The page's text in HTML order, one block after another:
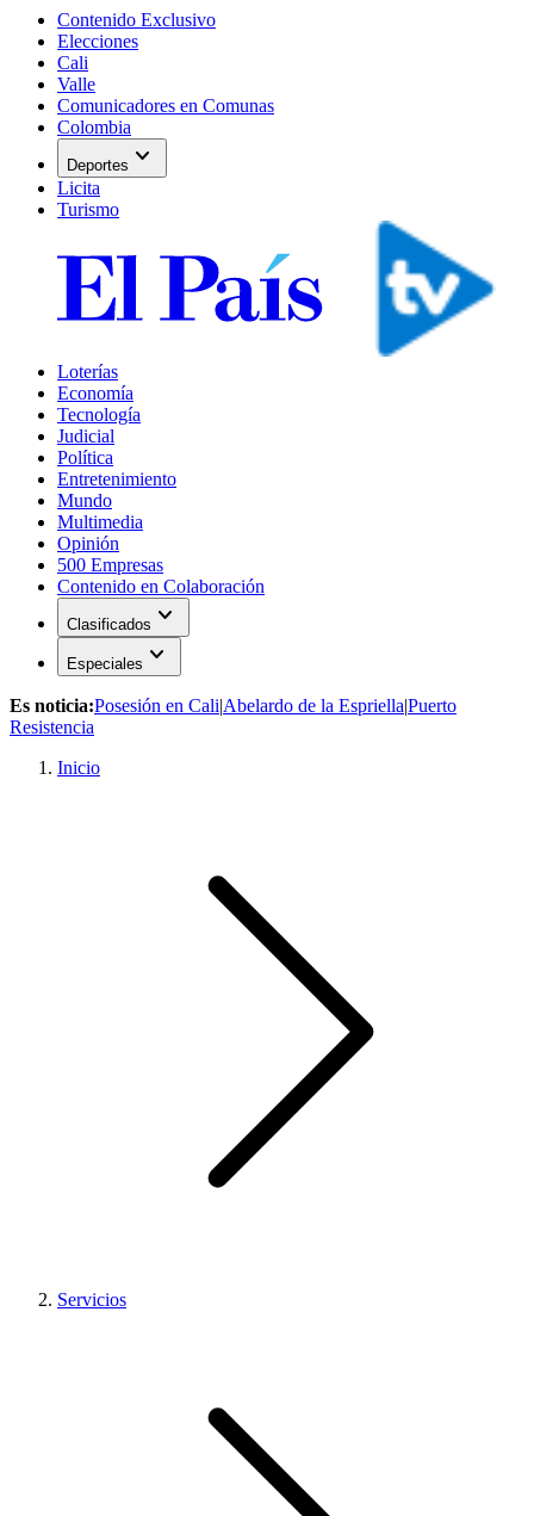
Contenido Exclusivo
Elecciones
Cali
Valle
Comunicadores en Comunas
Colombia
Deportes expand_more
Licita
Turismo
Loterías
Economía
Tecnología
Judicial
Política
Entretenimiento
Mundo
Multimedia
Opinión
500 Empresas
Contenido en Colaboración
Clasificados expand_more
Especiales expand_more
Es noticia:Posesión en Cali|Abelardo de la Espriella|Puerto
Resistencia
Inicio
Servicios